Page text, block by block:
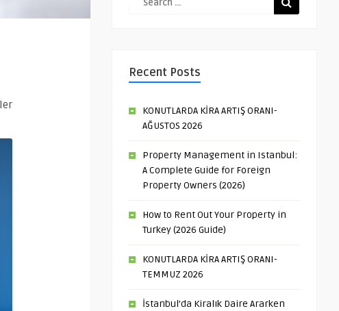
Recent Posts
KONUTLARDA KİRA ARTIŞ ORANI-
AĞUSTOS 2026
Property Management in Istanbul:
A Complete Guide for Foreign
Property Owners (2026)
How to Rent Out Your Property in
Turkey (2026 Guide)
KONUTLARDA KİRA ARTIŞ ORANI-
TEMMUZ 2026
İstanbul’da Kiralık Daire Ararken